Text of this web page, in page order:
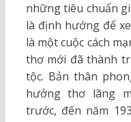
những tiêu chuẩn
là định hướng để
là một cuộc cách
thơ mới đã thành
tộc. Bản thân
hưởng thơ lãng
trước, đến năm